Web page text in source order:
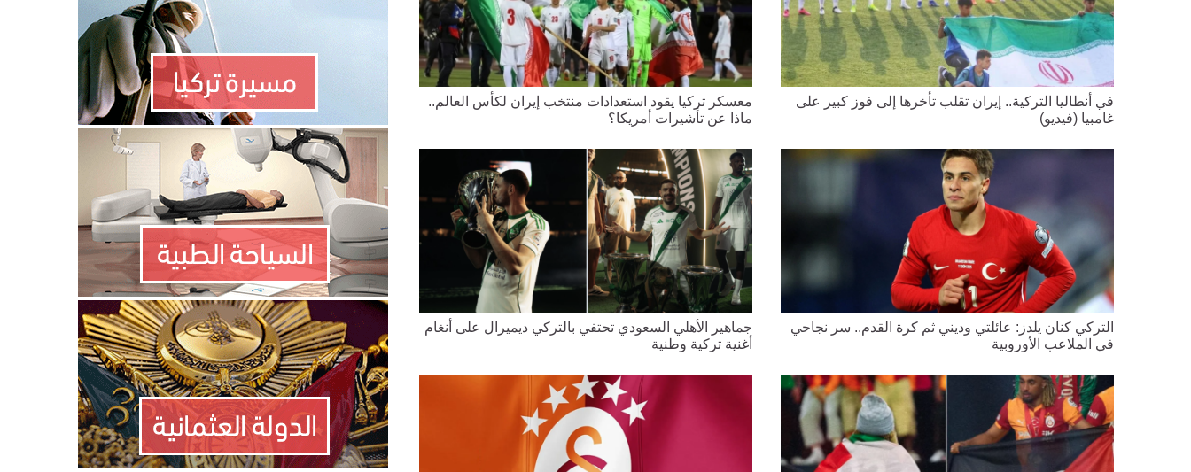
في أنطاليا التركية.. إيران تقلب تأخرها إلى فوز كبير على
غامبيا (فيديو)
معسكر تركيا يقود استعدادات منتخب إيران لكأس العالم..
ماذا عن تأشيرات أمريكا؟
التركي كنان يلدز: عائلتي وديني ثم كرة القدم.. سر نجاحي
في الملاعب الأوروبية
جماهير الأهلي السعودي تحتفي بالتركي ديميرال على أنغام
أغنية تركية وطنية